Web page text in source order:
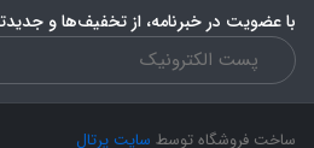
با عضویت در خبرنامه، از تخفیف‌ها و
ساخت فروشگاه توسط سایت پرتال